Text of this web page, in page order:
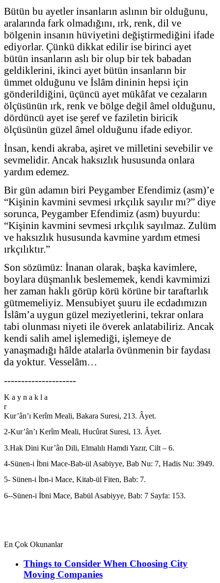
Bütün bu ayetler insanların aslının bir olduğunu,
aralarında fark olmadığını, ırk, renk, dil ve
bölgenin insanın hüviyetini değiştirmediğini ifade
ediyorlar. Çünkü dikkat edilir ise birinci ayet
bütün insanların aslı bir olup bir tek babadan
geldiklerini, ikinci ayet bütün insanların bir
ümmet olduğunu ve İslâm dininin hepsi için
gönderildiğini, üçüncü ayet mükâfat ve cezaların
ölçüsünün ırk, renk ve bölge değil âmel olduğunu,
dördüncü ayet ise şeref ve faziletin biricik
ölçüsünün güzel âmel olduğunu ifade ediyor.
İnsan, kendi akraba, aşiret ve milletini sevebilir ve
sevmelidir. Ancak haksızlık hususunda onlara
yardım edemez.
Bir gün adamın biri Peygamber Efendimiz (asm)’e
“Kişinin kavmini sevmesi ırkçılık sayılır mı?” diye
sorunca, Peygamber Efendimiz (asm) buyurdu:
“Kişinin kavmini sevmesi ırkçılık sayılmaz. Zulüm
ve haksızlık hususunda kavmine yardım etmesi
ırkçılıktır.”
Son sözümüz: İnanan olarak, başka kavimlere,
boylara düşmanlık beslememek, kendi kavmimizi
her zaman haklı görüp körü körüne bir taraftarlık
gütmemeliyiz. Mensubiyet şuuru ile ecdadımızın
İslâm’a uygun güzel meziyetlerini, tekrar onlara
tabi olunması niyeti ile överek anlatabiliriz. Ancak
kendi salih amel işlemediği, işlemeye de
yanaşmadığı hâlde atalarla övünmenin bir faydası
da yoktur. Vesselâm…
---------------------
K a y n a k l a
Kur’ân’ı Kerîm Meali, Bakara Suresi, 213. Âyet.
2-Kur’ân’ı Kerîm Meali, Hucûrat Suresi, 13. Âyet.
3.Hak Dini Kur’ân Dili, Elmalılı Hamdi Yazır, Cilt – 6.
4-Sünen-i İbni Mace-Bab-ül Asabiyye, Bab Nu: 7, Hadis Nu: 3949.
5- Sünen-i İbn-i Mace, Kitab-ül Fiten, Bab: 7.
6--Sünen-i İbni Mace, Babül Asabiyye, Bab: 7 Sayfa: 153.
En Çok Okunanlar
Things to Consider When Choosing City
Moving Companies